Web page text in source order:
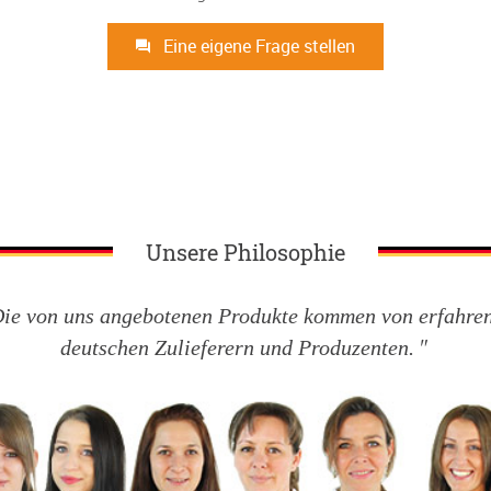
Eine eigene Frage stellen
Unsere Philosophie
von uns angebotenen Produkte kommen von
deutschen Zulieferern und Produzenten.